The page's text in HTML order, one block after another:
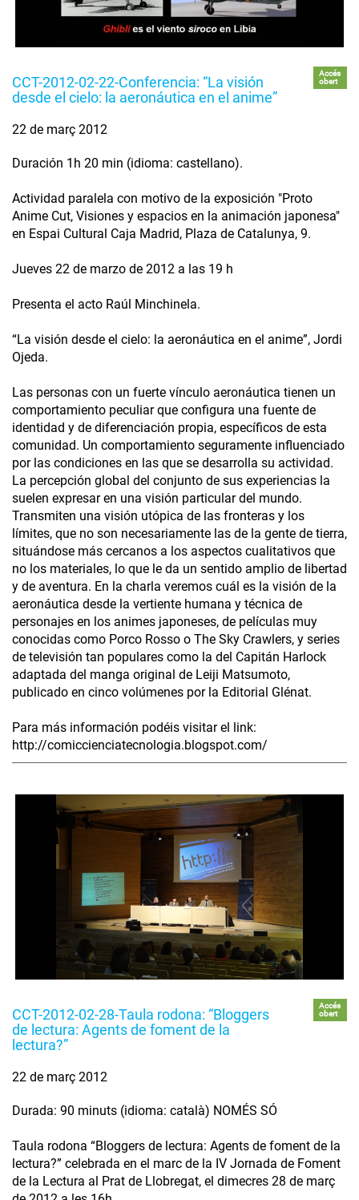
CCT-2012-02-22-Conferencia: “La visión
desde el cielo: la aeronáutica en el anime”
Accés
obert
22 de març 2012
Duración 1h 20 min (idioma: castellano).
Actividad paralela con motivo de la exposición "Proto
Anime Cut, Visiones y espacios en la animación japonesa"
en Espai Cultural Caja Madrid, Plaza de Catalunya, 9.
Jueves 22 de marzo de 2012 a las 19 h
Presenta el acto Raúl Minchinela.
“La visión desde el cielo: la aeronáutica en el anime”, Jordi
Ojeda.
Las personas con un fuerte vínculo aeronáutica tienen un
comportamiento peculiar que configura una fuente de
identidad y de diferenciación propia, específicos de esta
comunidad. Un comportamiento seguramente influenciado
por las condiciones en las que se desarrolla su actividad.
La percepción global del conjunto de sus experiencias la
suelen expresar en una visión particular del mundo.
Transmiten una visión utópica de las fronteras y los
límites, que no son necesariamente las de la gente de tierra,
situándose más cercanos a los aspectos cualitativos que
no los materiales, lo que le da un sentido amplio de libertad
y de aventura. En la charla veremos cuál es la visión de la
aeronáutica desde la vertiente humana y técnica de
personajes en los animes japoneses, de películas muy
conocidas como Porco Rosso o The Sky Crawlers, y series
de televisión tan populares como la del Capitán Harlock
adaptada del manga original de Leiji Matsumoto,
publicado en cinco volúmenes por la Editorial Glénat.
Para más información podéis visitar el link:
http://comiccienciatecnologia.blogspot.com/
CCT-2012-02-28-Taula rodona: “Bloggers
de lectura: Agents de foment de la
lectura?”
Accés
obert
22 de març 2012
Durada: 90 minuts (idioma: català) NOMÉS SÓ
Taula rodona “Bloggers de lectura: Agents de foment de la
lectura?” celebrada en el marc de la IV Jornada de Foment
de la Lectura al Prat de Llobregat, el dimecres 28 de març